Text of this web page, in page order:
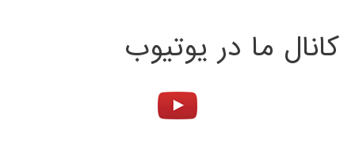
کانال ما در یوتیوب